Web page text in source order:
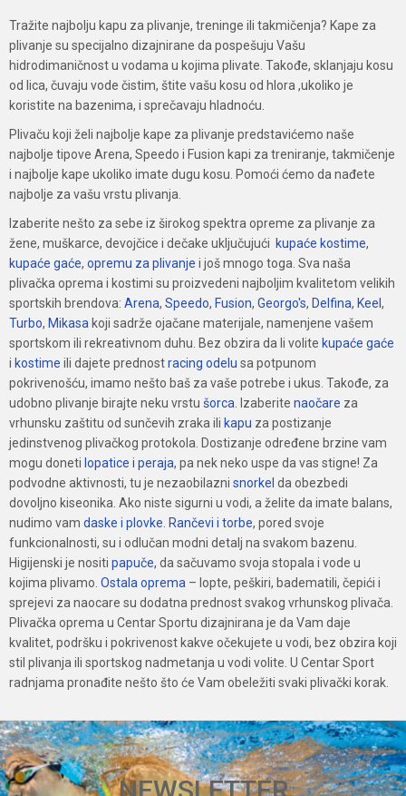
Tražite najbolju kapu za plivanje, treninge ili takmičenja? Kape za
plivanje su specijalno dizajnirane da pospešuju Vašu
hidrodimaničnost u vodama u kojima plivate. Takođe, sklanjaju kosu
od lica, čuvaju vode čistim, štite vašu kosu od hlora ,ukoliko je
koristite na bazenima, i sprečavaju hladnoću.
Plivaču koji želi najbolje kape za plivanje predstavićemo naše
najbolje tipove Arena, Speedo i Fusion kapi za treniranje, takmičenje
i najbolje kape ukoliko imate dugu kosu. Pomoći ćemo da nađete
najbolje za vašu vrstu plivanja.
Izaberite nešto za sebe iz širokog spektra opreme za plivanje za
žene, muškarce, devojčice i dečake uključujući kupaće kostime,
kupaće gaće, opremu za plivanje i još mnogo toga. Sva naša
plivačka oprema i kostimi su proizvedeni najboljim kvalitetom velikih
sportskih brendova: Arena, Speedo, Fusion, Georgo′s, Delfina, Keel ,
Turbo, Mikasa koji sadrže ojačane materijale, namenjene vašem
sportskom ili rekreativnom duhu. Bez obzira da li volite kupaće gaće
i kostime ili dajete prednostracing odelu sa potpunom
pokrivenošću, imamo nešto baš za vaše potrebe i ukus. Takođe, za
udobno plivanje birajte neku vrstu šorca . Izaberite naočare za
vrhunsku zaštitu od sunčevih zraka ili kapu za postizanje
jedinstvenog plivačkog protokola. Dostizanje određene brzine vam
mogu doneti lopatice i peraja, pa nek neko uspe da vas stigne! Za
podvodne aktivnosti, tu je nezaobilazni snorkel da obezbedi
dovoljno kiseonika. Ako niste sigurni u vodi, a želite da imate balans,
nudimo vam daske i plovke Rančevi i torbe, pored svoje
funkcionalnosti, su i odlučan modni detalj na svakom bazenu.
Higijenski je nositi papuče, da sačuvamo svoja stopala i vode u
kojima plivamo. Ostala oprema – lopte, peškiri, badematili, čepići i
sprejevi za naocare su dodatna prednost svakog vrhunskog plivača.
Plivačka oprema u Centar Sportu dizajnirana je da Vam daje
kvalitet, podršku i pokrivenost kakve očekujete u vodi, bez obzira koji
stil plivanja ili sportskog nadmetanja u vodi volite. U Centar Sport
radnjama pronađite nešto što će Vam obeležiti svaki plivački korak.